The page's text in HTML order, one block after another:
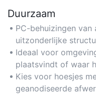
Duurzaam
PC-behuizingen van
uitzonderlijke
componenten
Ideaal voor
plaatsvindt of waar
blootgesteld, zoals
werkplekken.
Kies voor hoesjes
geanodiseerde